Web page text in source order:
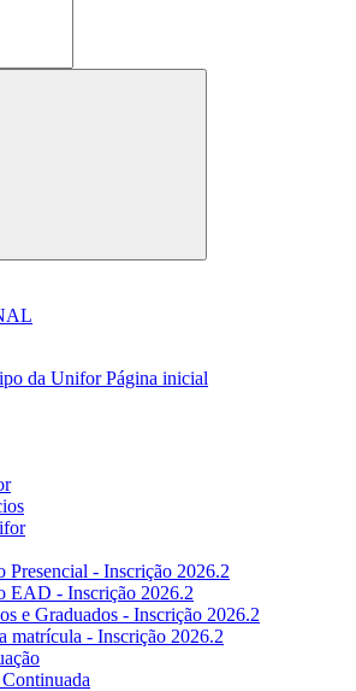
Página inicial
Presencial - Inscrição 2026.2
EAD - Inscrição 2026.2
e Graduados - Inscrição 2026.2
matrícula - Inscrição 2026.2